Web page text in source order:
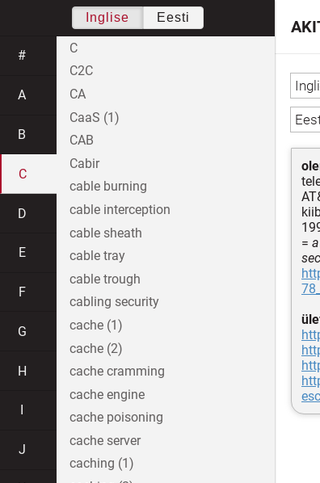
=
Inglise Eesti
#
A
B
C
D
E
F
G
H
J
C
C2C
CA
CaaS (1)
CAB
Cabir
cable burning
cable interception
cable sheath
cable tray
cable trough
cabling security
cache (1)
cache (2)
cache cramming
cache engine
cache poisoning
cache server
caching (1)